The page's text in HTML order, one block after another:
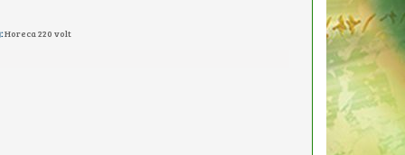
Horeca 220 volt